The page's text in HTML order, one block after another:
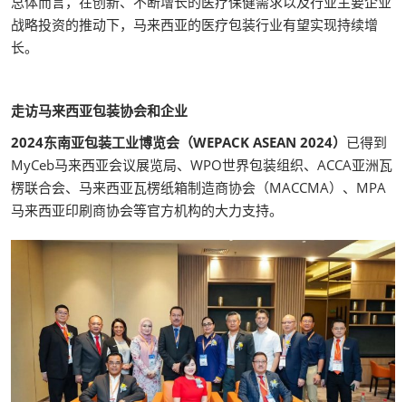
战略投资的推动下，马来西亚的医疗包装行业有望实现持续增
长。
走访马来西亚包装协会和企业
2024东南亚包装工业博览会（WEPACK ASEAN 2024） 已得到
MyCeb马来西亚会议展览局、WPO世界包装组织、ACCA亚洲瓦
楞联合会、马来西亚瓦楞纸箱制造商协会（MACCMA）、MPA
马来西亚印刷商协会等官方机构的大力支持。